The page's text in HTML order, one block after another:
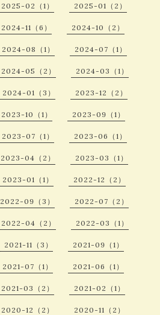
2025-02（1） 2025-01（2）
2024-11（6） 2024-10（2）
2024-08（1） 2024-07（1）
2024-05（2） 2024-03（1）
2024-01（3） 2023-12（2）
2023-10（1） 2023-09（1）
2023-07（1） 2023-06（1）
2023-04（2） 2023-03（1）
2023-01（1） 2022-12（2）
2022-09（3） 2022-07（2）
2022-04（2） 2022-03（1）
2021-11（3） 2021-09（1）
2021-07（1） 2021-06（1）
2021-03（2） 2021-02（1）
2020-12（2） 2020-11（2）